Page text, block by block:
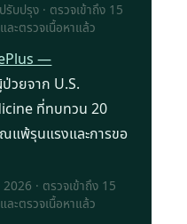
บปรุง · ตรวจเข้าถึง 15
ละตรวจเนื้อหาแล้ว
—
วยจาก U.S.
ที่ทบทวน 20
พ้รุนแรงและการขอ
· ตรวจเข้าถึง 15
ละตรวจเนื้อหาแล้ว